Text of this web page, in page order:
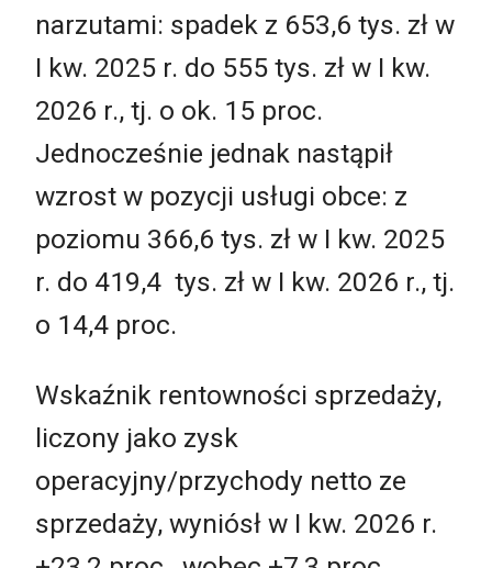
narzutami: spadek z 653,6 tys. zł w
I kw. 2025 r. do 555 tys. zł w I kw.
2026 r., tj. o ok. 15 proc.
Jednocześnie jednak nastąpił
wzrost w pozycji usługi obce: z
poziomu 366,6 tys. zł w I kw. 2025
r. do 419,4 tys. zł w I kw. 2026 r., tj.
o 14,4 proc.
Wskaźnik rentowności sprzedaży,
liczony jako zysk
operacyjny/przychody netto ze
sprzedaży, wyniósł w I kw. 2026 r.